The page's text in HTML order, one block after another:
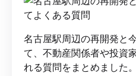
名古屋駅周辺の再開発と
て、不動産関係者や投資
れる質問をまとめました。